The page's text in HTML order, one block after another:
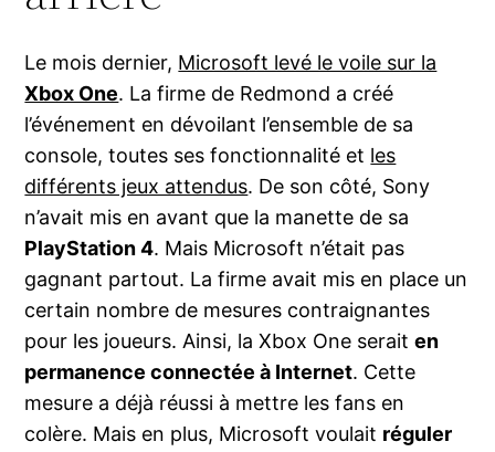
Le mois dernier, Microsoft levé le voile sur la
Xbox One. La firme de Redmond a créé
l’événement en dévoilant l’ensemble de sa
console, toutes ses fonctionnalité et les
différents jeux attendus. De son côté, Sony
n’avait mis en avant que la manette de sa
PlayStation 4. Mais Microsoft n’était pas
gagnant partout. La firme avait mis en place un
certain nombre de mesures contraignantes
pour les joueurs. Ainsi, la Xbox One seraiten
permanence connectée à Internet. Cette
mesure a déjà réussi à mettre les fans en
colère. Mais en plus, Microsoft voulait réguler